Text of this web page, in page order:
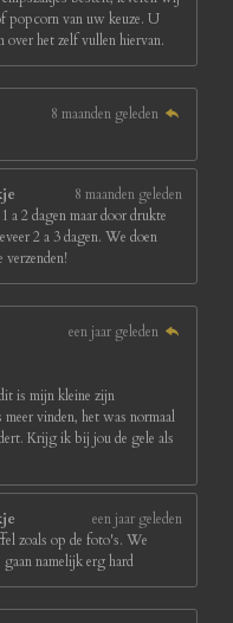
popcorn van uw keuze. U
over het zelf vullen hiervan.
8 maanden geleden
8 maanden geleden
a 2 dagen maar door drukte
2 a 3 dagen. We doen
verzenden!
een jaar geleden
is mijn kleine zijn
meer vinden, het was normaal
Krijg ik bij jou de gele als
een jaar geleden
zoals op de foto's. We
namelijk erg hard